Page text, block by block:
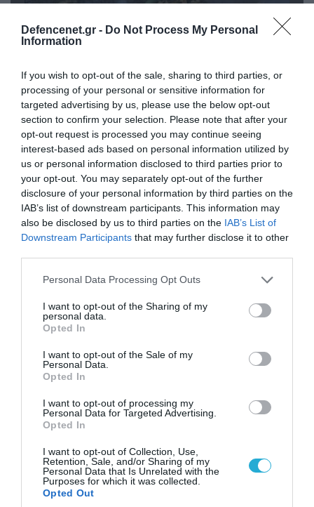
Defencenet.gr - Do Not Process My Personal
Information
If you wish to opt-out of the sale, sharing to third parties, or
processing of your personal or sensitive information for
targeted advertising by us, please use the below opt-out
section to confirm your selection. Please note that after your
opt-out request is processed you may continue seeing
interest-based ads based on personal information utilized by
us or personal information disclosed to third parties prior to
your opt-out. You may separately opt-out of the further
disclosure of your personal information by third parties on the
IAB’s list of downstream participants. This information may
also be disclosed by us to third parties on the IAB’s List of
Downstream Participants that may further disclose it to other
Please note that this website/app uses one or more Google
not limited to your visit or usage behaviour. You may click to
grant or deny consent to Google and its third-party tags to
use your data for below specified purposes in below Google
consent section.
Personal Data Processing Opt Outs
I want to opt-out of the Sharing of my
personal data.
Opted In
I want to opt-out of the Sale of my
Personal Data.
Opted In
I want to opt-out of processing my
Personal Data for Targeted Advertising.
Opted In
I want to opt-out of Collection, Use,
Retention, Sale, and/or Sharing of my
Personal Data that Is Unrelated with the
Purposes for which it was collected.
Opted Out
07.08.2026 | 19:02
Απετράπη το εγχείρημα Ουκρανών για
αντεπίθεση στο Κολομίγτσι: Δείτε το
πριν & το μετά της προσπάθειάς τους
(βίντεο)
07.08.2026
Στρατηγική επένδυση του EFA
GROUP στη Fractal για την
ανάπτυξη προηγμένων
αμυντικών τεχνολογιών σε
«Κεραυνοί» της ρωσικής Βοστόκ
μισθοφόρους – Δείτε βίντεο
χώρα μετέφερε 2.000
(βίντεο)
07.08.2026
Η πυρκαγιά στην Αττικοβοιωτία